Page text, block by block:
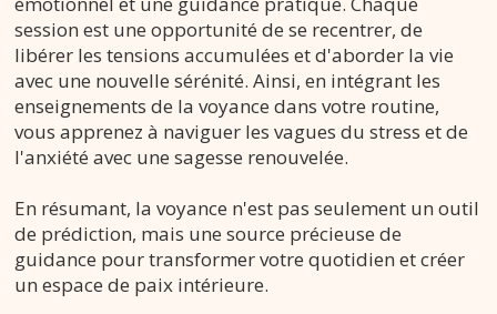
session est une opportunité de se recentrer, de
libérer les tensions accumulées et d'aborder la vie
avec une nouvelle sérénité. Ainsi, en intégrant les
enseignements de la voyance dans votre routine,
vous apprenez à naviguer les vagues du stress et de
l'anxiété avec une sagesse renouvelée.
En résumant, la voyance n'est pas seulement un outil
de prédiction, mais une source précieuse de
guidance pour transformer votre quotidien et créer
un espace de paix intérieure.